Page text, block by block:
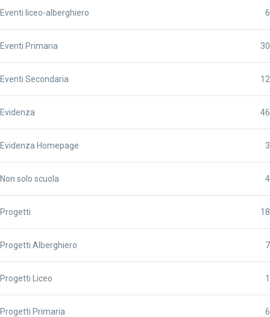
Eventi liceo-alberghiero 6
Eventi Primaria 30
Eventi Secondaria 12
Evidenza 46
Evidenza Homepage 3
Non solo scuola 4
Progetti 18
Progetti Alberghiero 7
Progetti Liceo 1
Progetti Primaria 6